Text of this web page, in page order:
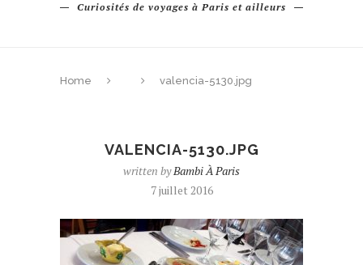
Curiosités de voyages à Paris et ailleurs
Home valencia-5130.jpg
VALENCIA-5130.JPG
written byBambi À Paris
7 juillet 2016